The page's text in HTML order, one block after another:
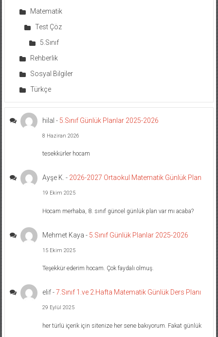
Matematik
Test Çöz
5.Sınıf
Rehberlik
Sosyal Bilgiler
Türkçe
hilal - 5.Sınıf Günlük Planlar 2025-2026
8 Haziran 2026
tesekkürler hocam
Ayşe K. - 2026-2027 Ortaokul Matematik Günlük Plan
19 Ekim 2025
Hocam merhaba, 8. sınıf güncel günlük plan var mı acaba?
Mehmet Kaya - 5.Sınıf Günlük Planlar 2025-2026
15 Ekim 2025
Teşekkür ederim hocam. Çok faydalı olmuş.
elif-7.Sınıf 1.ve 2.Hafta Matematik Günlük Ders Planı
29 Eylül 2025
her türlü içerik için sitenize her sene bakıyorum. Fakat günlük